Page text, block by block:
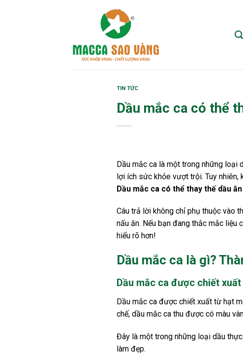
TIN TỨC
Dầu mắc ca có thể
Dầu mắc ca là một trong những loại
lợi ích sức khỏe vượt trội. Tuy nhiên,
Dầu mắc ca có thể thay thế dầu
Câu trả lời không chỉ phụ thuộc vào
nấu ăn. Nếu bạn đang thắc mắc liệu
hiểu rõ hơn!
Dầu mắc ca là gì?
Dầu mắc ca được chiết
Dầu mắc ca được chiết xuất từ hạt
chế, dầu mắc ca thu được có màu
Đây là một trong những loại dầu
làm đẹp.